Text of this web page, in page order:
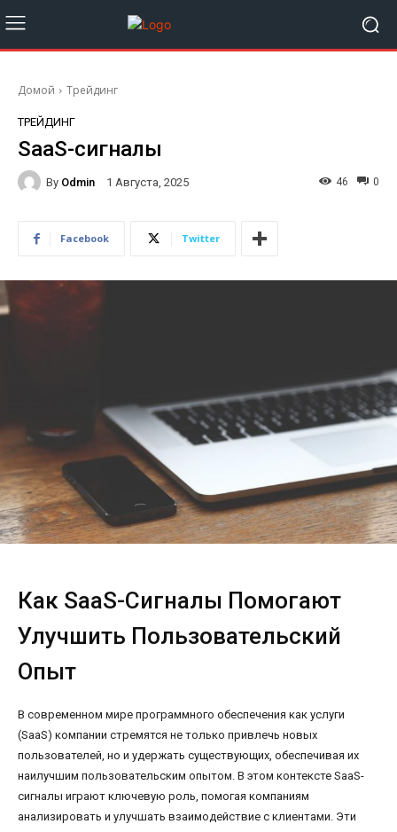
Домой Трейдинг
ТРЕЙДИНГ
SaaS-сигналы
By Odmin 1 Августа, 2025 0
46
Facebook Twitter
Как SaaS-Сигналы Помогают
Улучшить Пользовательский
Опыт
В современном мире программного обеспечения как услуги
(SaaS) компании стремятся не только привлечь новых
пользователей, но и удержать существующих, обеспечивая их
наилучшим пользовательским опытом. В этом контексте SaaS-
сигналы играют ключевую роль, помогая компаниям
анализировать и улучшать взаимодействие с клиентами. Эти